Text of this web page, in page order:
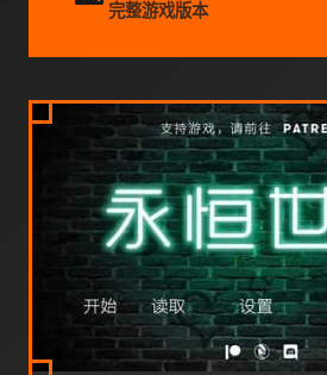
完整游戏版本